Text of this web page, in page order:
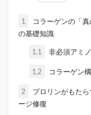
1
コラーゲンの「
の基礎知識
1.1 非必須アミ
1.2 コラーゲン
2
プロリンがもた
ージ修復